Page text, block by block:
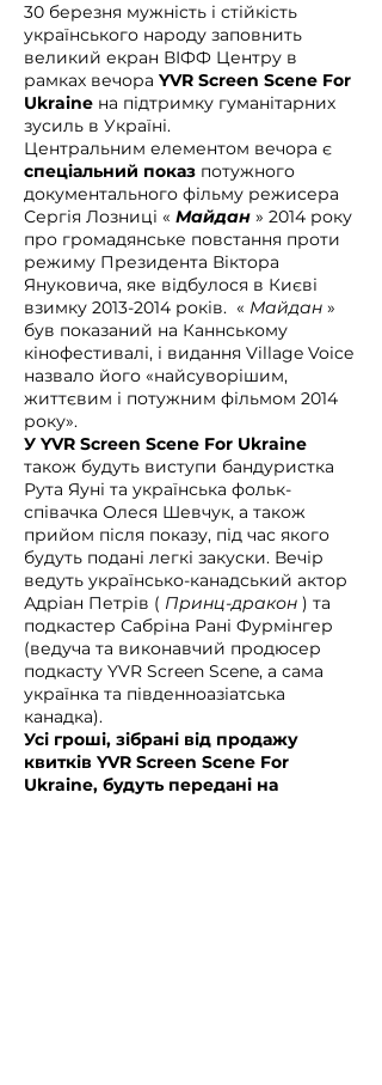
30 березня мужність і стійкість
українського народу заповнить
великий екран ВІФФ Центру в
рамках вечора YVR Screen Scene For
Ukraine на підтримку гуманітарних
зусиль в Україні.
Центральним елементом вечора є
спеціальний показ потужного
документального фільму режисера
Сергія Лозниці « Майдан » 2014 року
про громадянське повстання проти
режиму Президента Віктора
Януковича, яке відбулося в Києві
взимку 2013-2014 років. « Майдан »
був показаний на Каннському
кінофестивалі, і видання Village Voice
назвало його «найсуворішим,
життєвим і потужним фільмом 2014
року».
У YVR Screen Scene For Ukraine
також будуть виступи бандуристка
Рута Яуні та українська фольк-
співачка Олеся Шевчук, а також
прийом після показу, під час якого
будуть подані легкі закуски. Вечір
ведуть українсько-канадський актор
Адріан Петрів ( Принц-дракон ) та
подкастер Сабріна Рані Фурмінгер
(ведуча та виконавчий продюсер
подкасту YVR Screen Scene, а сама
українка та південноазіатська
канадка).
Усі гроші, зібрані від продажу
квитків YVR Screen Scene For
Ukraine, будуть передані на